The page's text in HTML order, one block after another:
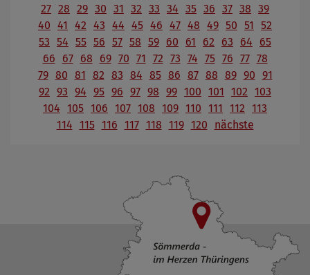
27 28 29 30 31 32 33 34 35 36 37 38 39
40 41 42 43 44 45 46 47 48 49 50 51
52
53 54 55 56 57 58 59 60 61 62 63 64
65
66
67 68 69 70 71 72 73 74 75 76 77 78
79 80 81 82 83 84 85 86 87 88 89 90 91
92 93 94 95 96 97 98 99 100 101 102 103
104 105 106 107 108 109 110 111 112 113
114 115 116 117 118 119 120 nächste